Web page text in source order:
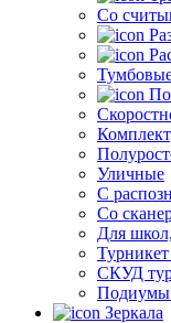
Со
Уличные
С
Со
Для
Турникет
СКУД
Подиумы
Зеркала